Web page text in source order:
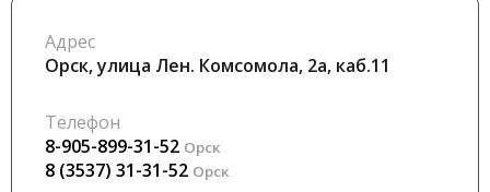
Адрес
Орск, улица Лен. Комсомола, 2а, каб.11
Телефон
8-905-899-31-52 Орск
8 (3537) 31-31-52 Орск